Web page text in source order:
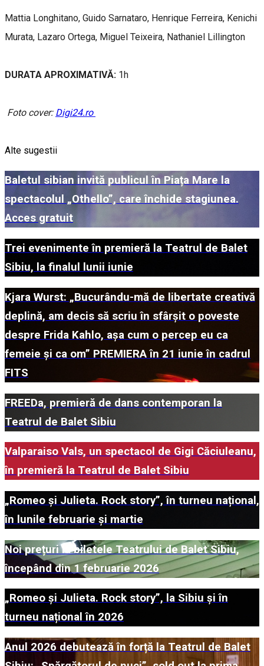
Mattia Longhitano, Guido Sarnataro, Henrique Ferreira, Kenichi
Murata, Lazaro Ortega, Miguel Teixeira, Nathaniel Lillington
DURATA APROXIMATIVĂ: 1h
Foto cover: Digi24.ro
Alte sugestii
Baletul sibian invită publicul în Piața Mare la
spectacolul „Othello”, care închide stagiunea.
Acces gratuit
Trei evenimente în premieră la Teatrul de Balet
Sibiu, la finalul lunii iunie
Kjara Wurst: „Bucurându-mă de libertate creativă
deplină, am decis să scriu în sfârșit o poveste
despre Frida Kahlo, așa cum o percep eu ca
femeie și ca om” PREMIERA în 21 iunie în cadrul
FITS
FREEDa, premieră de dans contemporan la
Teatrul de Balet Sibiu
Valparaiso Vals, un spectacol de Gigi Căciuleanu,
în premieră la Teatrul de Balet Sibiu
„Romeo și Julieta. Rock story”, în turneu național,
în lunile februarie și martie
Noi prețuri la biletele Teatrului de Balet Sibiu,
începând din 1 februarie 2026
„Romeo și Julieta. Rock story”, la Sibiu și în
turneu național în 2026
Anul 2026 debutează în forță la Teatrul de Balet